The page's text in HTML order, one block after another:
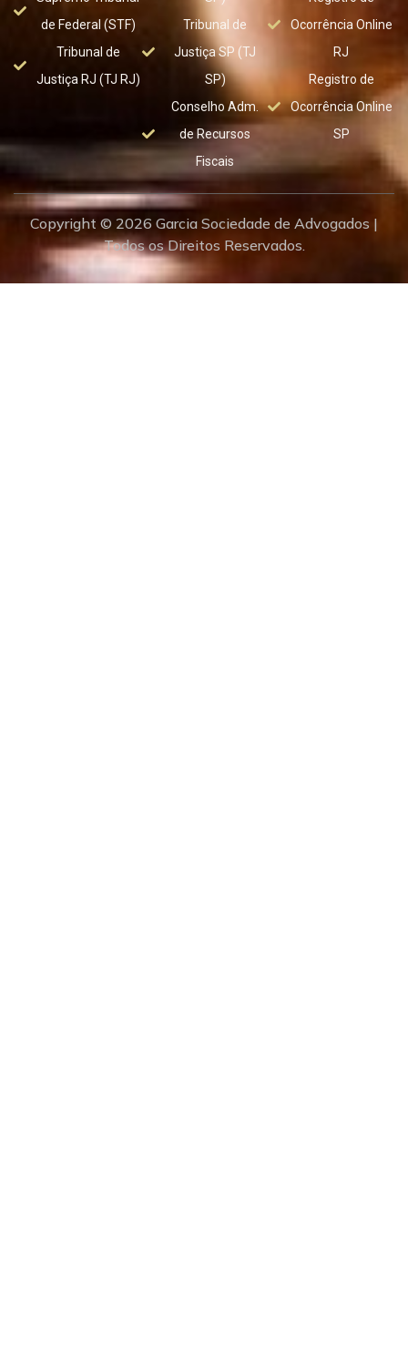
de Federal (STF)
Tribunal de
Justiça RJ (TJ RJ)
Tribunal de
Justiça SP (TJ
SP)
Conselho Adm.
de Recursos
Fiscais
Ocorrência Online
RJ
Registro de
Ocorrência Online
SP
Copyright © 2026 Garcia Sociedade de Advogados |
Todos os Direitos Reservados.